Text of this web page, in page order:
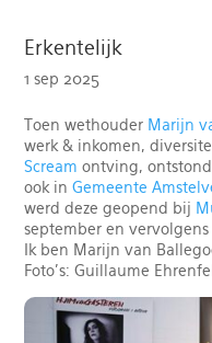
Erkentelijk
1 sep 2025
Toen wethouder Marijn
werk & inkomen,
Screamontving,
ook inGemeente
werd deze geopend bij
september en vervolgens
Ik ben Marijn van
Foto's: Guillaume